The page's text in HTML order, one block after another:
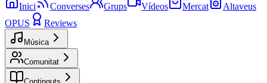
Inici Converses Grups Vídeos Mercat
Altaveus
OPUS
Reviews
Música
Comunitat